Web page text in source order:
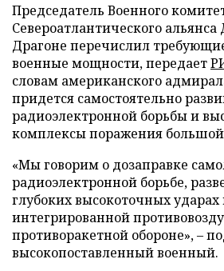
Председатель Военного
Североатлантического
Драгоне перечислил
военные мощности, передает
словам американского
придется самостоятельно
радиоэлектронной борьбы и
комплексы поражения большой
«Мы говорим о дозаправке
радиоэлектронной борьбе,
глубоких высокоточных ударах
интегрированной
противоракетной обороне», –
высокопоставленный военный.